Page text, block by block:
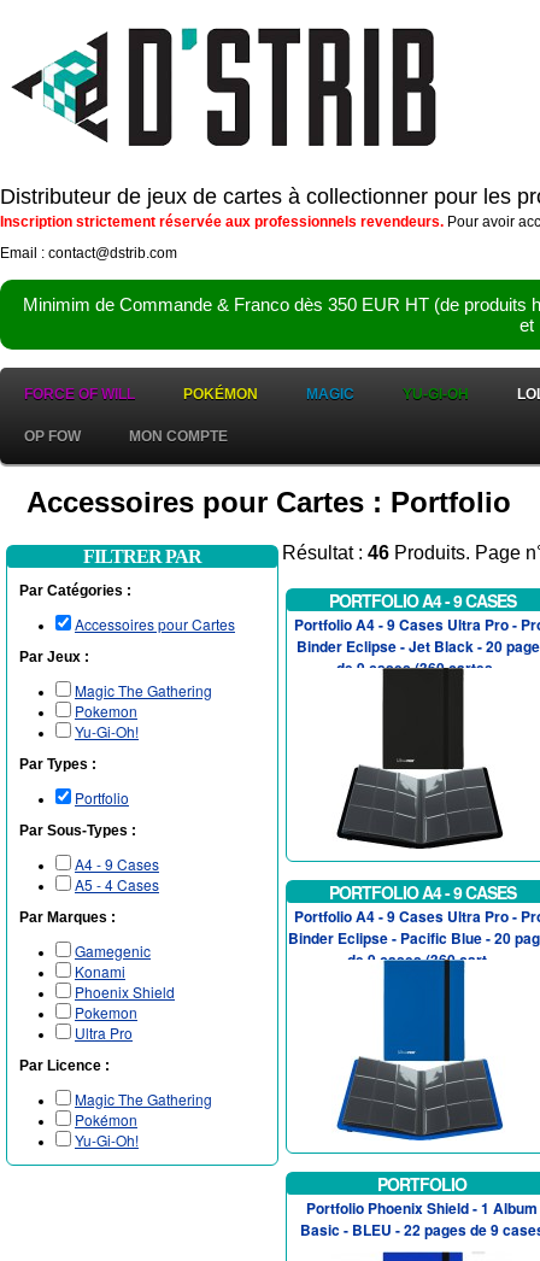
Distributeur de jeux de cartes à collectionner pour les
Inscription strictement réservée aux professionnels revendeurs. Pour avoir
Email : contact@dstrib.com
Minimim de Commande & Franco dès 350 EUR HT (de
et
FORCE OF WILL POKÉMON MAGIC YU-GI-OH
OP FOW MON COMPTE
Accessoires pour Cartes : Portfolio
FILTRER PAR
Par Catégories :
Accessoires pour Cartes
Par Jeux :
Magic The Gathering
Pokemon
Yu-Gi-Oh!
Par Types :
Portfolio
Par Sous-Types :
A4 - 9 Cases
A5 - 4 Cases
Par Marques :
Gamegenic
Konami
Phoenix Shield
Pokemon
Ultra Pro
Par Licence :
Magic The Gathering
Pokémon
Yu-Gi-Oh!
Résultat : 46 Produits. Page
PORTFOLIO A4 - 9 CASES
Portfolio A4 - 9 Cases Ultra Pro -
Binder Eclipse - Jet Black - 20
de 9 cases (360 cartes ...
PORTFOLIO A4 - 9 CASES
Portfolio A4 - 9 Cases Ultra Pro -
Binder Eclipse - Pacific Blue - 20
de 9 cases (360 cart...
PORTFOLIO
Portfolio Phoenix Shield - 1 Album
Basic - BLEU - 22 pages de 9